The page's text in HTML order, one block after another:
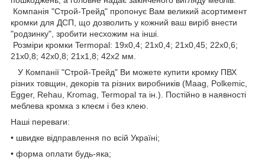
Компанія "Строй-Трейд" пропонує Вам великий асортимент
кромки для ДСП, що дозволить у кожний ваш виріб внести
"родзинку", зробити несхожим на інші.
Розміри кромки Termopal: 19х0,4; 21х0,4; 21х0,45; 22х0,6;
21х0,8; 42х0,8; 21х1,8; 42х2 мм.
У Компанії "Строй-Трейд" Ви можете купити кромку ПВХ
різних товщин, декорів та різних виробників (Maag, Polkemic,
Egger, Rehau, Kromag, Termopal та ін.). Постійно в наявності
меблева кромка з клеєм і без клею.
Наші переваги:
• швидке відправлення по всій Україні;
• форма оплати будь-яка;